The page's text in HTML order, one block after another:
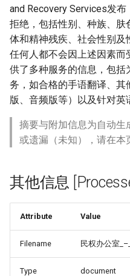
and Recovery Services发
拒绝，包括性别、种族、
体和精神残疾、社会性别及
任何人都不会因上述因素
供了多种服务的信息，包括
务，如合格的手语翻译、
版、音频版等）以及针对英
摘要与附加信息为自动
或遗漏（未知），请在本
其他信息
Attribute Value
Filename 民权办公室
Type document